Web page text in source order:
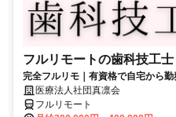
フルリモートの歯科技工士
完全フルリモ｜有資格で自宅から勤
医療法人社団真凛会
フルリモート